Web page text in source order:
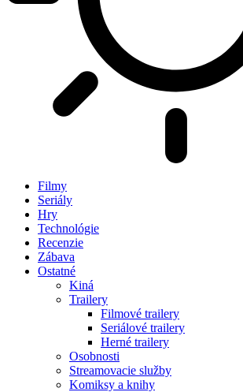
Filmy
Seriály
Hry
Technológie
Recenzie
Zábava
Ostatné
Kiná
Trailery
Filmové trailery
Seriálové trailery
Herné trailery
Osobnosti
Streamovacie služby
Komiksy a knihy